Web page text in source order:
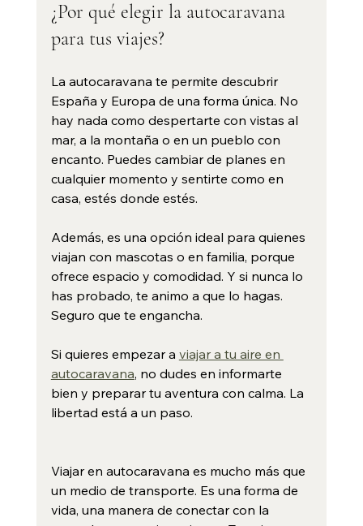
¿Por qué elegir la autocaravana
para tus viajes?
La autocaravana te permite descubrir
España y Europa de una forma única. No
hay nada como despertarte con vistas al
mar, a la montaña o en un pueblo con
encanto. Puedes cambiar de planes en
cualquier momento y sentirte como en
casa, estés donde estés.
Además, es una opción ideal para quienes
viajan con mascotas o en familia, porque
ofrece espacio y comodidad. Y si nunca lo
has probado, te animo a que lo hagas.
Seguro que te engancha.
Si quieres empezar a viajar a tu aire en
autocaravana, no dudes en informarte
bien y preparar tu aventura con calma. La
libertad está a un paso.
Viajar en autocaravana es mucho más que
un medio de transporte. Es una forma de
vida, una manera de conectar con la